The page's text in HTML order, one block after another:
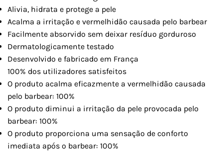
Alivia, hidrata e protege a pele
Acalma a irritação e vermelhidão causada pelo barbear
Facilmente absorvido sem deixar resíduo gorduroso
Dermatologicamente testado
Desenvolvido e fabricado em França
100% dos utilizadores satisfeitos
O produto acalma eficazmente a vermelhidão causada
pelo barbear: 100%
O produto diminui a irritação da pele provocada pelo
barbear: 100%
O produto proporciona uma sensação de conforto
imediata após o barbear: 100%